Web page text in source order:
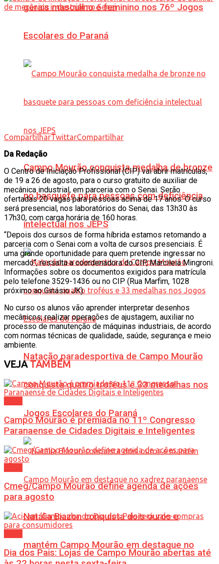
gerais masculino e feminino nos 76º Jogos
Escolares do Paraná
Campo Mourão conquista medalha de bronze
no basquete para pessoas com deficiência
intelectual nos JEPS
Natação paradesportiva de Campo Mourão
conquista quatro troféus e 33 medalhas nos
Jogos Escolares do Paraná
Natália Biazon conquista dois ouros e
mantém Campo Mourão em destaque no
CompartilharTwittarCompartilhar
Da Redação
O Centro de Iniciação Profissional (CIP) vai abrir matrículas,
de 19 a 26 de agosto, para o curso gratuito de auxiliar de
mecânica industrial, em parceria com o Senai. Serão
ofertadas 20 vagas para pessoas acima de 17 anos. O curso
será presencial, nos laboratórios do Senai, das 13h30 às
17h30, com carga horária de 160 horas.
“Depois dos cursos de forma híbrida estamos retomando a
parceria com o Senai com a volta de cursos presenciais. É
uma grande oportunidade para quem pretende ingressar no
mercado”, ressalta a coordenadora do CIP, Marcileia Mingroni.
Informações sobre os documentos exigidos para matrícula
pelo telefone 3529-1436 ou no CIP (Rua Marfim, 1028
próximo ao Ginásio JK).
No curso os alunos vão aprender interpretar desenhos
mecânicos, realizar operações de ajustagem, auxiliar no
processo de manutenção de máquinas industriais, de acordo
com normas técnicas de qualidade, saúde, segurança e meio
ambiente.
VEJATAMBÉM
Campo Mourão é premiada no 11º Congresso
Paranaense de Cidades Digitais e Inteligentes
Cmeg/Campo Mourão define agenda de ações
para agosto
Dia dos Pais: Lojas de Campo Mourão abertas até